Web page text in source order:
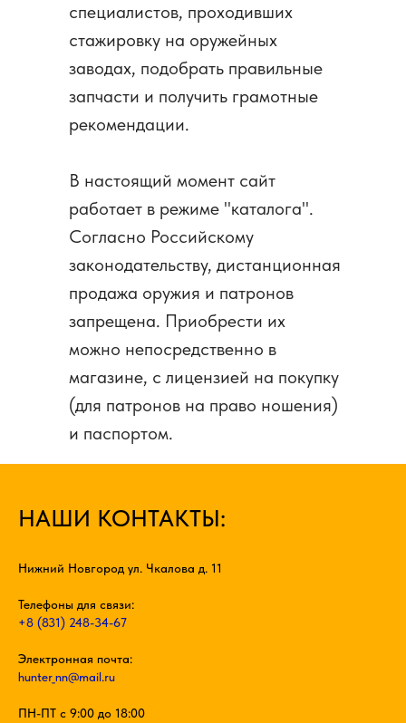
специалистов, проходивших
стажировку на оружейных
заводах, подобрать правильные
запчасти и получить грамотные
рекомендации.
В настоящий момент сайт
работает в режиме "каталога".
Согласно Российскому
законодательству, дистанционная
продажа оружия и патронов
запрещена. Приобрести их
можно непосредственно в
магазине, с лицензией на покупку
(для патронов на право ношения)
и паспортом.
НАШИ КОНТАКТЫ:
Нижний Новгород ул. Чкалова д. 11
Телефоны для связи:
+8 (831) 248-34-67
Электронная почта:
hunter_nn@mail.ru
ПН-ПТ с 9:00 до 18:00